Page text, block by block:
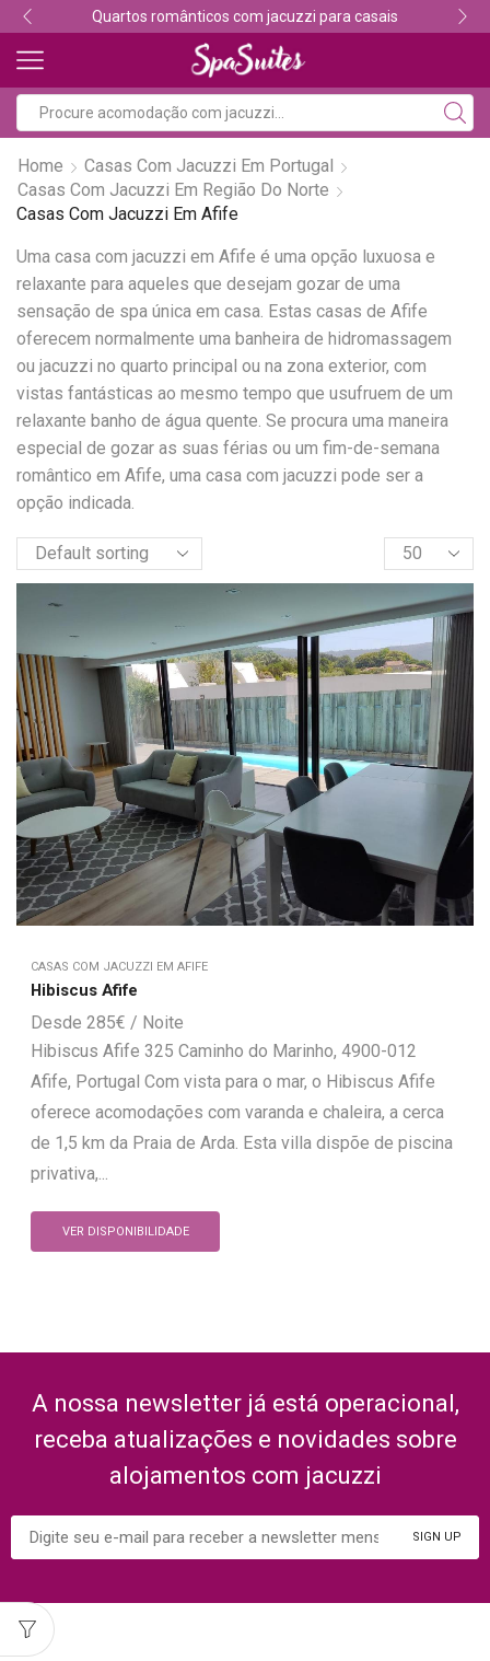
Quartos românticos com jacuzzi para casais
Home
Casas Com Jacuzzi Em Portugal
Casas Com Jacuzzi Em Região Do Norte
Casas Com Jacuzzi Em Afife
Uma casa com jacuzzi em Afife é uma opção luxuosa e
relaxante para aqueles que desejam gozar de uma
sensação de spa única em casa. Estas casas de Afife
oferecem normalmente uma banheira de hidromassagem
ou jacuzzi no quarto principal ou na zona exterior, com
vistas fantásticas ao mesmo tempo que usufruem de um
relaxante banho de água quente. Se procura uma maneira
especial de gozar as suas férias ou um fim-de-semana
romântico em Afife, uma casa com jacuzzi pode ser a
opção indicada.
CASAS COM JACUZZI EM AFIFE
Hibiscus Afife
285€
Hibiscus Afife 325 Caminho do Marinho, 4900-012
Afife, Portugal Com vista para o mar, o Hibiscus Afife
oferece acomodações com varanda e chaleira, a cerca
de 1,5 km da Praia de Arda. Esta villa dispõe de piscina
privativa,...
VER DISPONIBILIDADE
A nossa newsletter já está operacional,
receba atualizações e novidades sobre
alojamentos com jacuzzi